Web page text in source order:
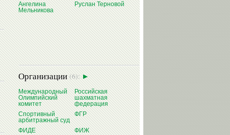
Ангелина
Мельникова
Руслан Терновой
Организации(6):
Международный
Олимпийский
комитет
Российская
шахматная
федерация
Спортивный
арбитражный суд
ФГР
ФИДЕ ФИЖ